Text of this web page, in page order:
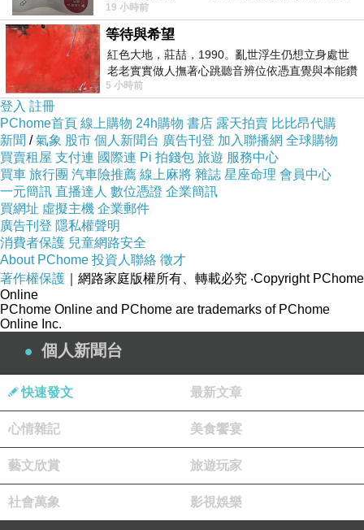
結果他媽的，把我像個小學生來罵那樣
拜託！某程度上我是來“幫”你，老娘我不幹，你
他媽的自己一個做到死！
所以有時候，真的很不懂，大家都是同事，講話
客氣一點有那麼難嗎
！
以前看到老闆在會議上，自我陶醉的在大笑的時
候，我注意到台下大部份同事的表情都是僵硬
的，完全擠不出一點笑容出來
現在我慢慢體會到當中原因
也許他們跟我想的一樣
在這種工作環境下，看著這公司的爛制度，奇奇
怪怪的同事，誰還笑得出來！
我真想快點找到更好的工作，快點走人！！
ＰＬＥＡＳＥ！
去的 B12 彌可保並非沒有吸收而是超
19 小時前
等待與希望
紅色大地，莊喆，1990。亂世浮生仍想立身處世
老老實實做人撫著心跳聽音辨位依憑直覺與本能鑽
向裂隙的亮處探索另一個心聲另一個共鳴的
5 小時前
登入 註冊
PChome首頁 線上購物 24h購物 書店 露天拍賣 比比昂代購
新聞 /氣象 股市 個人新聞台 廣告刊登 加入聯播網 全球購物
買賣租屋 支付連 國際連 Pi 拍錢包 旅遊 服務中心
買車 旅行團 汽車險推薦 線上麻將 雜誌 星座命理 會員中心
一元簡訊 直播達人 數位憑證 企業簡訊
買網址 虛擬主機 企業郵件
廣告刊登 隱私權聲明
消費者保護 兒童網路安全
About PChome 投資人聯絡 徵才
著作權保護 ｜網路家庭版權所有、轉載必究 ‧Copyright PChome
Online
PChome Online and PChome are trademarks of PChome
Online Inc.
個人新聞台
快速發文 最新文章
心情雜記 美食饗宴
藝文欣賞 旅遊玩家
社會萬象 影視娛樂